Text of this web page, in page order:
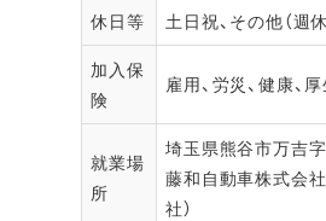
休日等 土日祝、その他（週
加入保
険
雇用、労災、健康、
就業場
所
埼玉県熊谷市万吉
藤和自動車株式会社
社）